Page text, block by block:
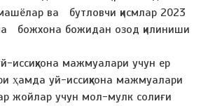
ва бутловчи қисмлар 2023
божхона божидан озод қилиниши
иссиқхона мажмуалари учун ер
ҳамда уй-иссиқхона мажмуалари
жойлар учун мол-мулк солиғи